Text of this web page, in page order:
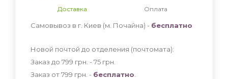
Доставка
Оплата
Самовывоз в г. Киев (м. Почайна) - бесплатно
Новой почтой до отделения (почтомата):
Заказ до 799 грн. - 75 грн
Заказ от 799 грн. - бесплатно